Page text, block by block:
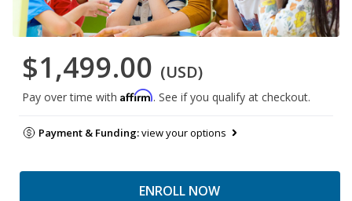
$1,499.00 (USD)
Pay over time with Affirm. See if you qualify at checkout.
Payment & Funding:view your options
ENROLL NOW